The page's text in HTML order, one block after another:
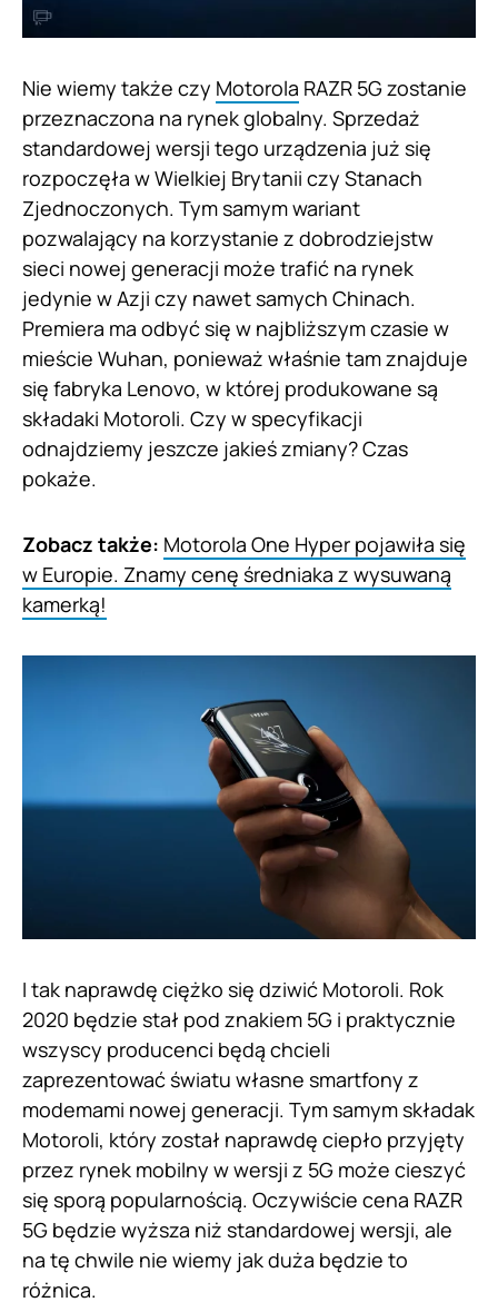
Nie wiemy także czy Motorola RAZR 5G zostanie
przeznaczona na rynek globalny. Sprzedaż
standardowej wersji tego urządzenia już się
rozpoczęła w Wielkiej Brytanii czy Stanach
Zjednoczonych. Tym samym wariant
pozwalający na korzystanie z dobrodziejstw
sieci nowej generacji może trafić na rynek
jedynie w Azji czy nawet samych Chinach.
Premiera ma odbyć się w najbliższym czasie w
mieście Wuhan, ponieważ właśnie tam znajduje
się fabryka Lenovo, w której produkowane są
składaki Motoroli. Czy w specyfikacji
odnajdziemy jeszcze jakieś zmiany? Czas
pokaże.
Zobacz także: Motorola One Hyper pojawiła się
w Europie. Znamy cenę średniaka z wysuwaną
kamerką!
I tak naprawdę ciężko się dziwić Motoroli. Rok
2020 będzie stał pod znakiem 5G i praktycznie
wszyscy producenci będą chcieli
zaprezentować światu własne smartfony z
modemami nowej generacji. Tym samym składak
Motoroli, który został naprawdę ciepło przyjęty
przez rynek mobilny w wersji z 5G może cieszyć
się sporą popularnością. Oczywiście cena RAZR
5G będzie wyższa niż standardowej wersji, ale
na tę chwile nie wiemy jak duża będzie to
różnica.